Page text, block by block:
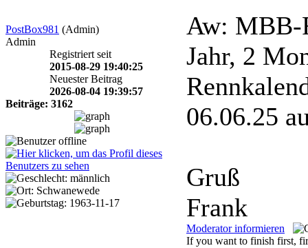
PostBox981 (Admin)
Admin
Registriert seit
2015-08-29 19:40:25
Neuester Beitrag
2026-08-04 19:39:57
Beiträge: 3162
Aw: MBB-
Jahr, 2
06.06.25
Gruß
Frank
Moderator informieren
If you want to finish first,